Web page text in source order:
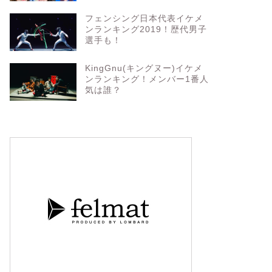
フェンシング日本代表イケメ
ンランキング2019！歴代男子
選手も！
KingGnu(キングヌー)イケメ
ンランキング！メンバー1番人
気は誰？